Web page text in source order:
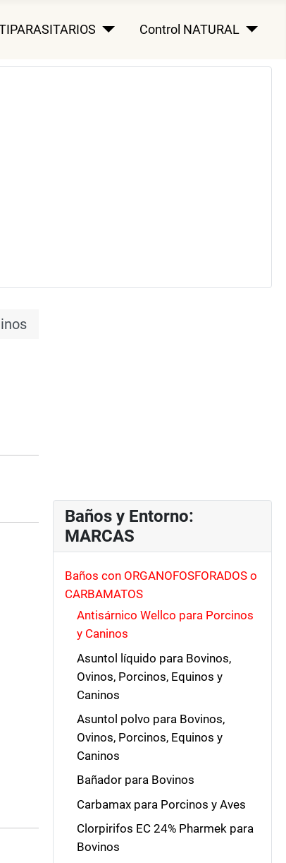
Control NATURAL
Baños y Entorno:
MARCAS
Baños con ORGANOFOSFORADOS o
CARBAMATOS
Antisárnico Wellco para Porcinos
y Caninos
Asuntol líquido para Bovinos,
Ovinos, Porcinos, Equinos y
Caninos
Asuntol polvo para Bovinos,
Ovinos, Porcinos, Equinos y
Caninos
Bañador para Bovinos
Carbamax para Porcinos y Aves
Clorpirifos EC 24% Pharmek para
Bovinos